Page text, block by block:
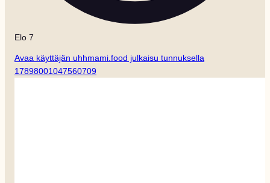
Elo 7
Avaa käyttäjän uhhmami.food julkaisu tunnuksella
17898001047560709